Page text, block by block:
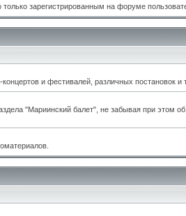
зарегистрированным на форуме
и фестивалей, различных постановок и
"Мариинский балет", не забывая при этом